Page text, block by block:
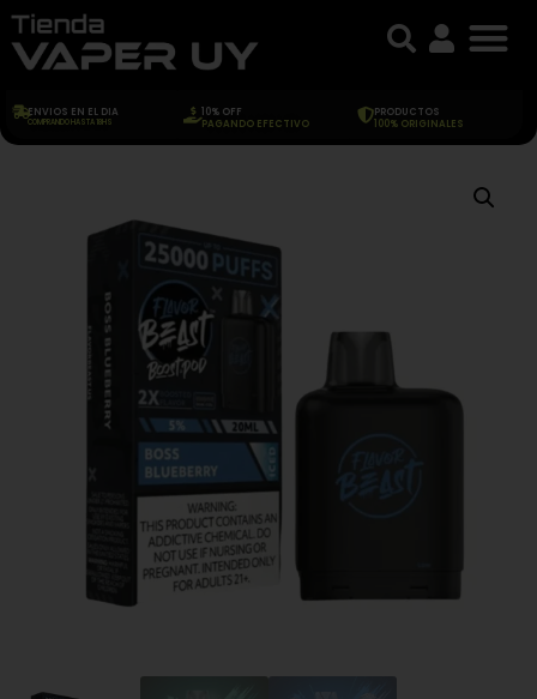
ENVIOS EN EL DIA
COMPRANDO HASTA 18HS
10% OFF
PAGANDO EFECTIVO
PRODUCTOS
100% ORIGINALES